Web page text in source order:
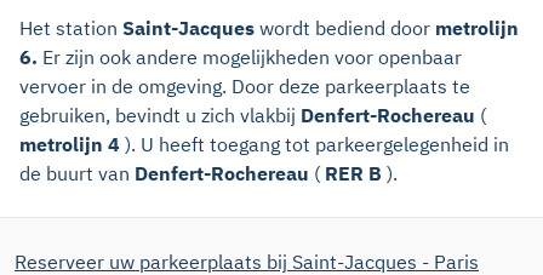
Het station Saint-Jacques wordt bediend door metrolijn
6. Er zijn ook andere mogelijkheden voor openbaar
vervoer in de omgeving. Door deze parkeerplaats te
gebruiken, bevindt u zich vlakbij Denfert-Rochereau (
metrolijn 4 ). U heeft toegang tot parkeergelegenheid in
de buurt van Denfert-Rochereau ( RER B ).
Reserveer uw parkeerplaats bij Saint-Jacques - Paris